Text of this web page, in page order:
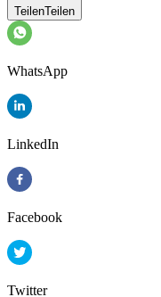
TeilenTeilen
WhatsApp
LinkedIn
Facebook
Twitter